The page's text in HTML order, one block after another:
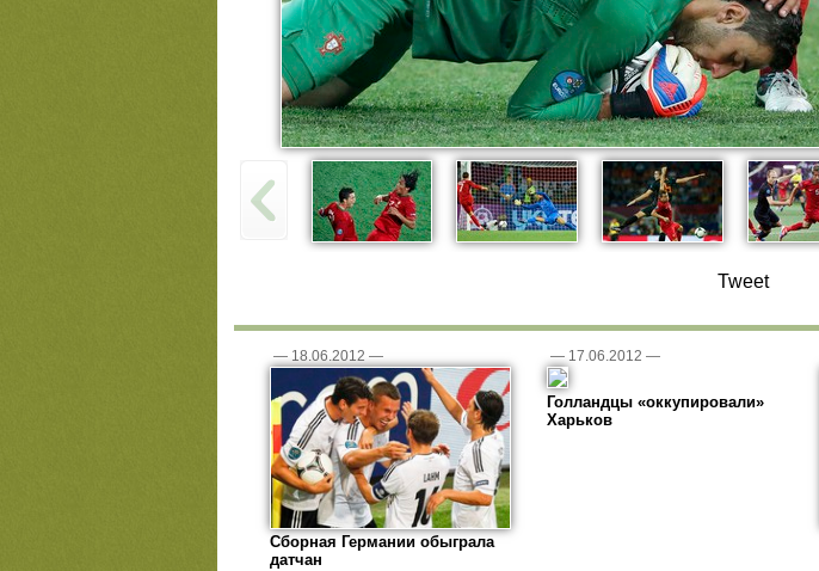
Tweet
— 18.06.2012 —
Сборная Германии обыграла
датчан
— 17.06.2012 —
Голландцы «оккупировали»
Харьков